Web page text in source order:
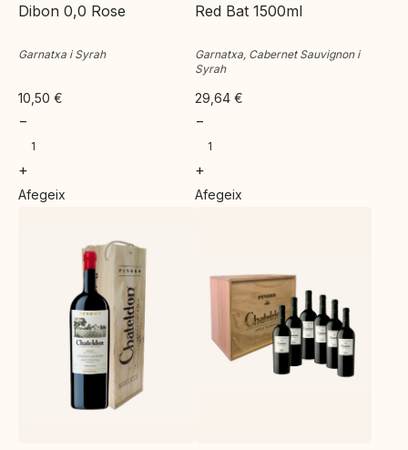
Dibon 0,0 Rose
Garnatxa i Syrah
10,50 €
−
+
Afegeix
Red Bat 1500ml
Garnatxa, Cabernet Sauvignon i
Syrah
29,64 €
−
+
Afegeix